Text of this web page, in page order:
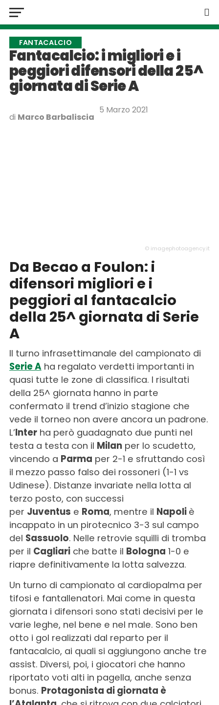
FANTACALCIO
Fantacalcio: i migliori e i
peggiori difensori della 25^
giornata di Serie A
di Marco Barbaliscia
5 Marzo 2021
© imagephotoagency.it
Da Becao a Foulon: i
difensori migliori e i
peggiori al fantacalcio
della 25^ giornata di Serie
A
Il turno infrasettimanale del campionato di
Serie Aha regalato verdetti importanti in
quasi tutte le zone di classifica. I risultati
della 25^ giornata hanno in parte
confermato il trend d’inizio stagione che
vede il torneo non avere ancora un padrone.
L’Interha però guadagnato due punti nel
testa a testa con il Milanper lo scudetto,
vincendo a Parma per 2-1 e sfruttando così
il mezzo passo falso dei rossoneri (1-1 vs
Udinese). Distanze invariate nella lotta al
terzo posto, con successi
per Juventus e Roma, mentre il Napoli è
incappato in un pirotecnico 3-3 sul campo
del Sassuolo. Nelle retrovie squilli di tromba
per il Cagliariche batte il Bologna 1-0 e
riapre definitivamente la lotta salvezza.
Un turno di campionato al cardiopalma per
tifosi e fantallenatori. Mai come in questa
giornata i difensori sono stati decisivi per le
varie leghe, nel bene e nel male. Sono ben
otto i gol realizzati dal reparto per il
fantacalcio, ai quali si aggiungono anche tre
assist. Diversi, poi, i giocatori che hanno
riportato voti alti in pagella, anche senza
bonus. Protagonista di giornata è